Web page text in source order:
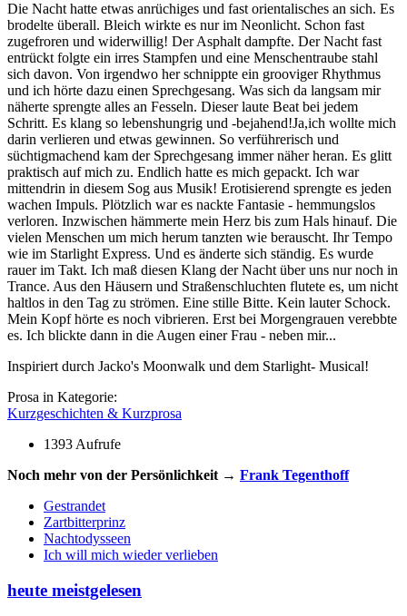
Die Nacht hatte etwas anrüchiges und fast orientalisches an sich. Es
brodelte überall. Bleich wirkte es nur im Neonlicht. Schon fast
zugefroren und widerwillig! Der Asphalt dampfte. Der Nacht fast
entrückt folgte ein irres Stampfen und eine Menschentraube stahl
sich davon. Von irgendwo her schnippte ein grooviger Rhythmus
und ich hörte dazu einen Sprechgesang. Was sich da langsam mir
näherte sprengte alles an Fesseln. Dieser laute Beat bei jedem
Schritt. Es klang so lebenshungrig und -bejahend!Ja,ich wollte mich
darin verlieren und etwas gewinnen. So verführerisch und
süchtigmachend kam der Sprechgesang immer näher heran. Es glitt
praktisch auf mich zu. Endlich hatte es mich gepackt. Ich war
mittendrin in diesem Sog aus Musik! Erotisierend sprengte es jeden
wachen Impuls. Plötzlich war es nackte Fantasie - hemmungslos
verloren. Inzwischen hämmerte mein Herz bis zum Hals hinauf. Die
vielen Menschen um mich herum tanzten wie berauscht. Ihr Tempo
wie im Starlight Express. Und es änderte sich ständig. Es wurde
rauer im Takt. Ich maß diesen Klang der Nacht über uns nur noch in
Trance. Aus den Häusern und Straßenschluchten flutete es, um nicht
haltlos in den Tag zu strömen. Eine stille Bitte. Kein lauter Schock.
Mein Kopf hörte es noch vibrieren. Erst bei Morgengrauen verebbte
es. Ich blickte dann in die Augen einer Frau - neben mir...
Inspiriert durch Jacko's Moonwalk und dem Starlight- Musical!
Prosa in Kategorie:
Kurzgeschichten & Kurzprosa
1393 Aufrufe
Noch mehr von der Persönlichkeit → Frank Tegenthoff
Gestrandet
Zartbitterprinz
Nachtodysseen
Ich will mich wieder verlieben
heute meistgelesen